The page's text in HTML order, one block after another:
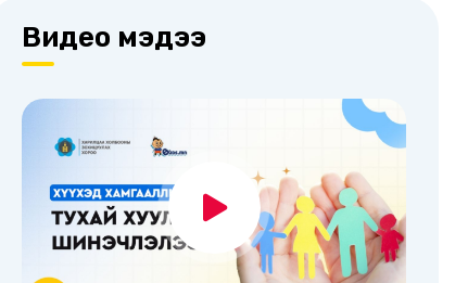
Видео мэдээ